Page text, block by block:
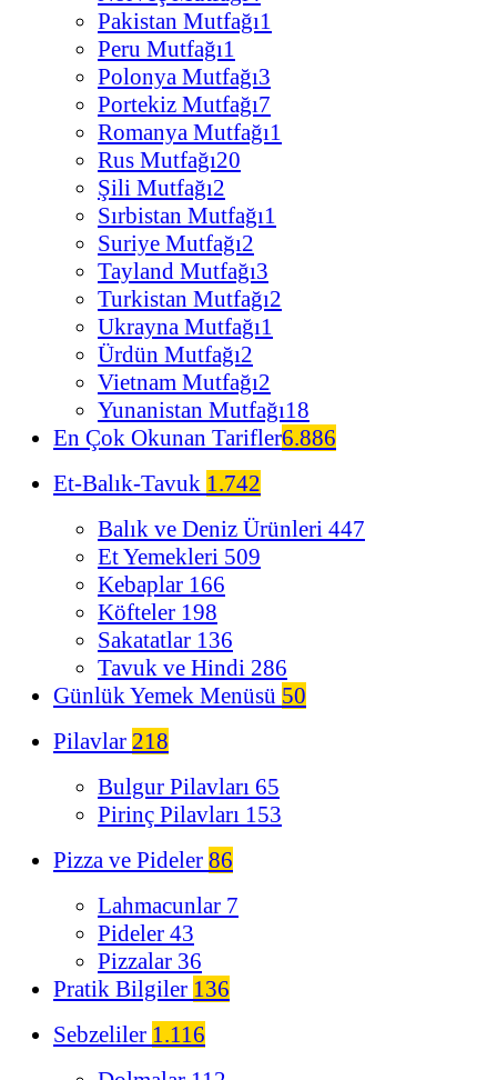
Pakistan Mutfağı1
Peru Mutfağı1
Polonya Mutfağı3
Portekiz Mutfağı7
Romanya Mutfağı1
Rus Mutfağı20
Şili Mutfağı2
Sırbistan Mutfağı1
Suriye Mutfağı2
Tayland Mutfağı3
Turkistan Mutfağı2
Ukrayna Mutfağı1
Ürdün Mutfağı2
Vietnam Mutfağı2
Yunanistan Mutfağı18
En Çok Okunan Tarifler6.886
Et-Balık-Tavuk 1.742
Balık ve Deniz Ürünleri 447
Et Yemekleri 509
Kebaplar 166
Köfteler 198
Sakatatlar 136
Tavuk ve Hindi 286
Günlük Yemek Menüsü 50
Pilavlar 218
Bulgur Pilavları 65
Pirinç Pilavları 153
Pizza ve Pideler 86
Lahmacunlar 7
Pideler 43
Pizzalar 36
Pratik Bilgiler 136
Sebzeliler 1.116